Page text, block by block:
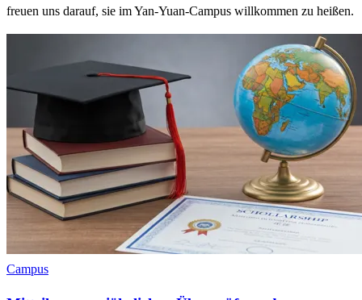
freuen uns darauf, sie im Yan-Yuan-Campus willkommen zu heißen.
Campus